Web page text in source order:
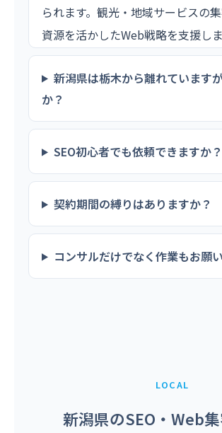
られます。観光・地域サービスの
資源を活かしたWeb戦略を支援しま
新潟県は栃木から離れています
か？
SEO初心者でも依頼できますか？
契約期間の縛りはありますか？
コンサルだけでなく作業もお願
LOCAL
新潟県のSEO・Web